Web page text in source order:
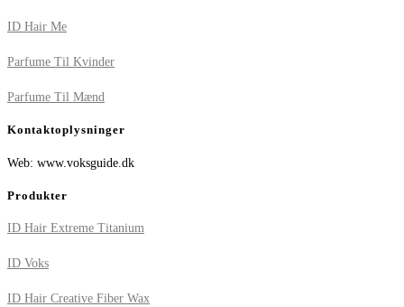
ID Hair Me
Parfume Til Kvinder
Parfume Til Mænd
Kontaktoplysninger
Web: www.voksguide.dk
Produkter
ID Hair Extreme Titanium
ID Voks
ID Hair Creative Fiber Wax